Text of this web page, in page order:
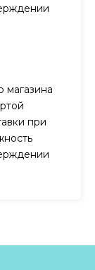
магазина
при